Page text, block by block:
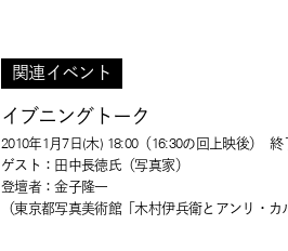
関連イベント
イブニングトーク
2010年1月7日(木) 18:00（16:30の回上映後）終
ゲスト：田中長徳氏（写真家）
登壇者：金子隆一
（東京都写真美術館「木村伊兵衛とアンリ・